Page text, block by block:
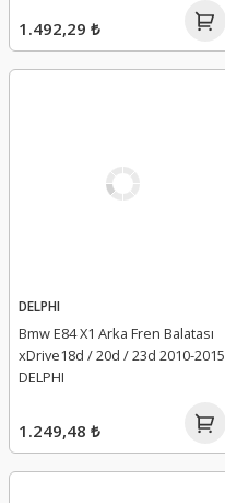
1.492,29 ₺
DELPHI
Bmw E84 X1 Arka Fren Balatası
xDrive18d / 20d / 23d 2010-2015
DELPHI
1.249,48 ₺